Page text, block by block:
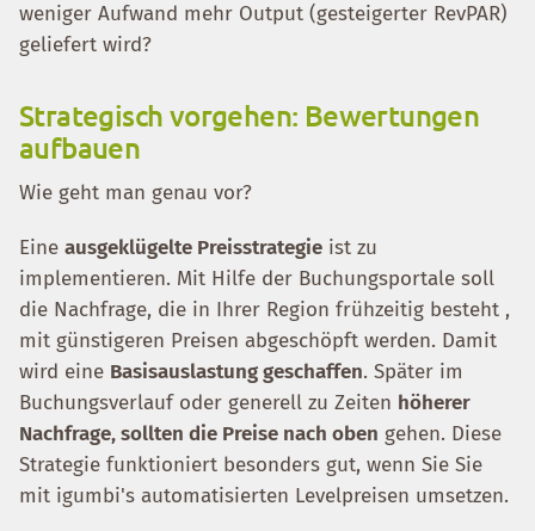
weniger Aufwand mehr Output (gesteigerter RevPAR)
geliefert wird?
Strategisch vorgehen: Bewertungen
aufbauen
Wie geht man genau vor?
Eine ausgeklügelte Preisstrategie ist zu
implementieren. Mit Hilfe der Buchungsportale soll
die Nachfrage, die in Ihrer Region frühzeitig besteht ,
mit günstigeren Preisen abgeschöpft werden. Damit
wird eine Basisauslastung geschaffen. Später im
Buchungsverlauf oder generell zu Zeiten höherer
Nachfrage, sollten die Preise nach oben gehen. Diese
Strategie funktioniert besonders gut, wenn Sie Sie
mit igumbi's automatisierten Levelpreisen umsetzen.